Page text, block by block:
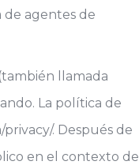
de agentes de
llamada
La política de
. Después de
en el contexto de